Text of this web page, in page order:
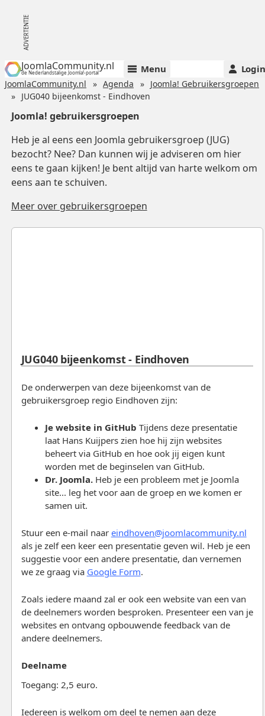
JoomlaCommunity.nl
de Nederlandstalige Joomla!-portal Menu Login
JoomlaCommunity.nl Agenda
Joomla! Gebruikersgroepen
JUG040 bijeenkomst - Eindhoven
Joomla! gebruikersgroepen
Heb je al eens een Joomla gebruikersgroep (JUG)
bezocht? Nee? Dan kunnen wij je adviseren om hier
eens te gaan kijken! Je bent altijd van harte welkom om
eens aan te schuiven.
Meer over gebruikersgroepen
JUG040 bijeenkomst - Eindhoven
De onderwerpen van deze bijeenkomst van de
gebruikersgroep regio Eindhoven zijn:
Je website in GitHub Tijdens deze presentatie
laat Hans Kuijpers zien hoe hij zijn websites
beheert via GitHub en hoe ook jij eigen kunt
worden met de beginselen van GitHub.
Dr. Joomla.Heb je een probleem met je Joomla
site... leg het voor aan de groep en we komen er
samen uit.
Stuur een e-mail naar eindhoven@joomlacommunity.nl
als je zelf een keer een presentatie geven wil. Heb je een
suggestie voor een andere presentatie, dan vernemen
we ze graag via Google Form.
Zoals iedere maand zal er ook een website van een van
de deelnemers worden besproken. Presenteer een van je
websites en ontvang opbouwende feedback van de
andere deelnemers.
Deelname
Toegang: 2,5 euro.
Iedereen is welkom om deel te nemen aan deze